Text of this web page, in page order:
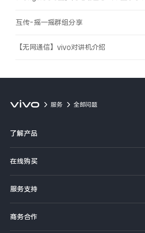
互传-摇一摇群组分享
【无网通信】vivo对讲机介绍
服务 全部问题
了解产品
S系列
Y系列
iQOO手机
在线购买
选购手机
选购配件
服务支持
服务网点
商务合作